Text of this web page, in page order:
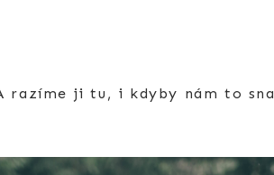
razíme ji tu, i kdyby nám to